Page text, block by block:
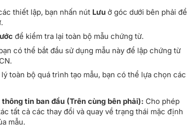
thiết lập, bạn nhấn nút Lưu ở góc dưới bên phải để
để kiểm tra lại toàn bộ mẫu chứng từ.
có thể bắt đầu sử dụng mẫu này để lập chứng từ
toàn bộ quá trình tạo mẫu, bạn có thể lựa chọn các
thông tin ban đầu (Trên cùng bên phải): Cho phép
tất cả các thay đổi và quay về trạng thái mặc định
mẫu.